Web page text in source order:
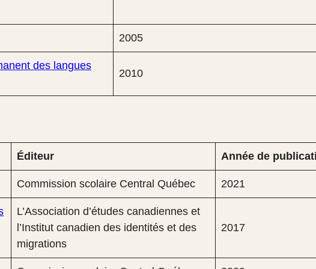
2005
des langues
2010
Éditeur Année de
Commission scolaire Central Québec 2021
L’Association d’études canadiennes et
l’Institut canadien des identités et des
migrations
2017